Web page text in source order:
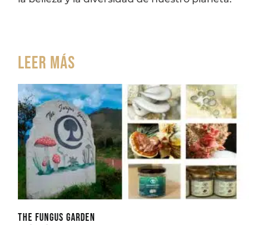
Leer más
THE FUNGUS GARDEN